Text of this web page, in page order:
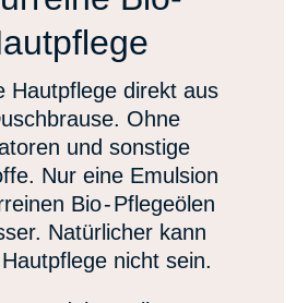
Hautpflege direkt aus
Ohne
und sonstige
Nur eine Emulsion
Bio-Pflegeölen
Natürlicher kann
nicht sein.